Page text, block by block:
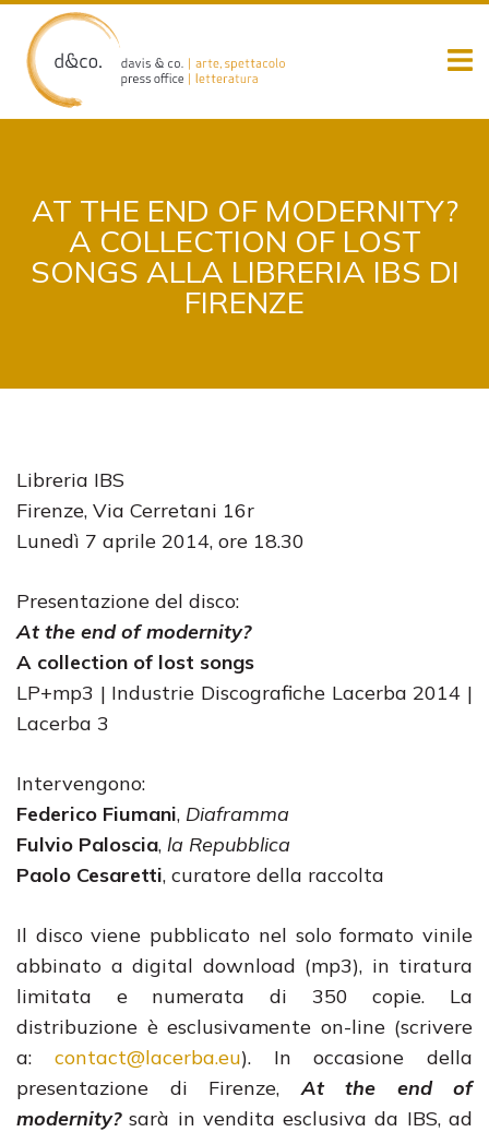
content
AT THE END OF MODERNITY?
A COLLECTION OF LOST
SONGS ALLA LIBRERIA IBS DI
FIRENZE
Libreria IBS
Firenze, Via Cerretani 16r
Lunedì 7 aprile 2014, ore 18.30
Presentazione del disco:
At the end of modernity?
A collection of lost songs
LP+mp3 | Industrie Discografiche Lacerba 2014 |
Lacerba 3
Intervengono:
Federico Fiumani, Diaframma
Fulvio Paloscia, la Repubblica
Paolo Cesaretti, curatore della raccolta
Il disco viene pubblicato nel solo formato vinile
abbinato a digital download (mp3), in tiratura
limitata e numerata di 350 copie. La
distribuzione è esclusivamente on-line (scrivere
a: contact@lacerba.eu). In occasione della
presentazione di Firenze,At the end of
modernity?sarà in vendita esclusiva da IBS, ad